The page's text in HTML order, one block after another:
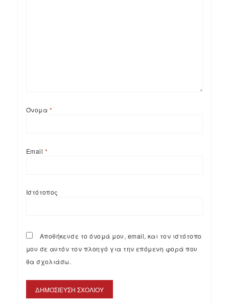
Όνομα *
Email *
Ιστότοπος
Αποθήκευσε το όνομά μου, email, και τον ιστότοπο
μου σε αυτόν τον πλοηγό για την επόμενη φορά που
θα σχολιάσω.